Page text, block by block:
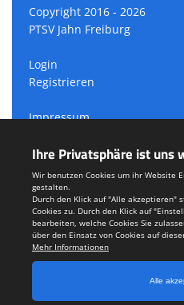
Copyright 2016 - 2026
PTSV Jahn Freiburg
Login
Registrieren
Impressum
Teamsports 2
Dein Sportverein online